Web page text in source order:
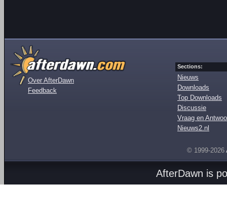
Over AfterDawn
Feedback
Sections:
Nieuws
Downloads
Top Downloads
Discussie
Vraag en
Nieuws2.nl
© 1999-2026
AfterDawn is